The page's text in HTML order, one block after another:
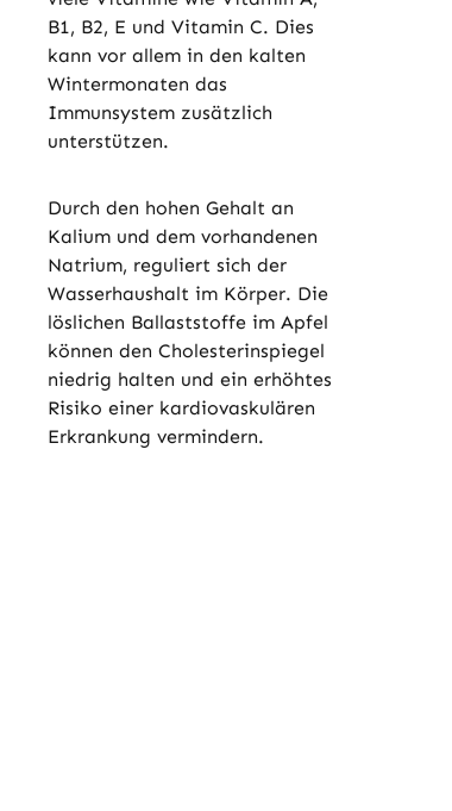
B1, B2, E und Vitamin C. Dies
kann vor allem in den kalten
Wintermonaten das
Immunsystem zusätzlich
unterstützen.
Durch den hohen Gehalt an
Kalium und dem vorhandenen
Natrium, reguliert sich der
Wasserhaushalt im Körper. Die
löslichen Ballaststoffe im Apfel
können den Cholesterinspiegel
niedrig halten und ein erhöhtes
Risiko einer kardiovaskulären
Erkrankung vermindern.